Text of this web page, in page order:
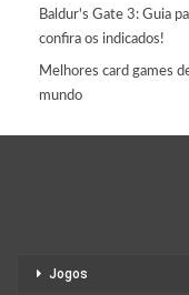
Baldur's Gate 3: Guia
confira os indicados!
Melhores card games
mundo
Jogos